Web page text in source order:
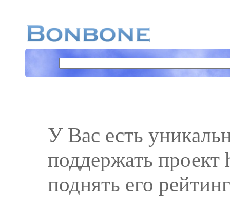
У Вас есть
поддержать проект
поднять его